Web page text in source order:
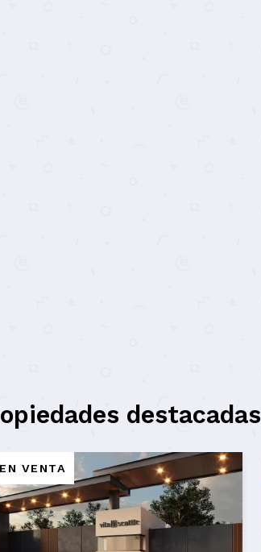
destacadas
EN RENTA